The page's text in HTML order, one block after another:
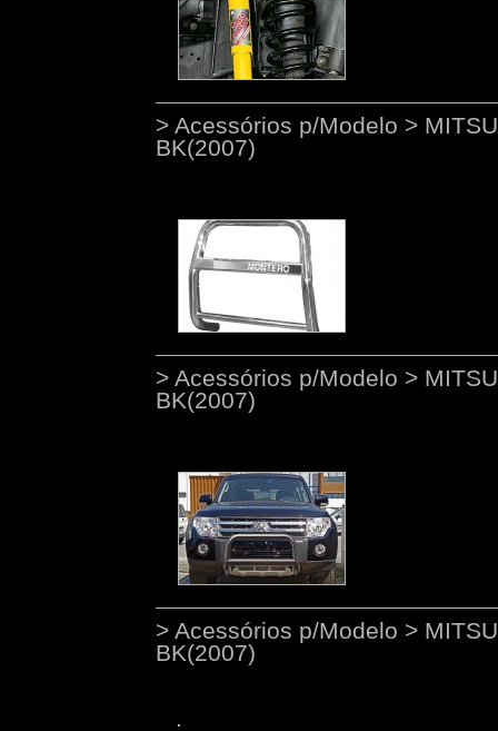
> Acessórios p/Modelo >
BK(2007)
> Acessórios p/Modelo >
BK(2007)
> Acessórios p/Modelo >
BK(2007)